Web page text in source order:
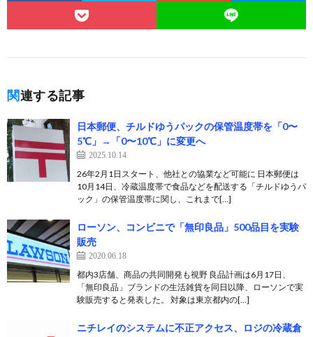
関連する記事
日本郵便、チルドゆうパックの保管温度帯を「0〜
5℃」→「0〜10℃」に変更へ
2025.10.14
26年2月1日スタート、他社との協業など可能に 日本郵便は
10月14日、冷蔵温度帯で食品などを配送する「チルドゆうパ
ック」の保管温度帯に関し、これまで[…]
ローソン、コンビニで「無印良品」500品目を実験
販売
2020.06.18
都内3店舗、商品の共同開発も視野 良品計画は6月17日、
「無印良品」ブランドの生活雑貨を同日以降、ローソンで実
験販売すると発表した。 対象は東京都内の[…]
ニチレイのシステムに不正アクセス、ロジの冷蔵倉